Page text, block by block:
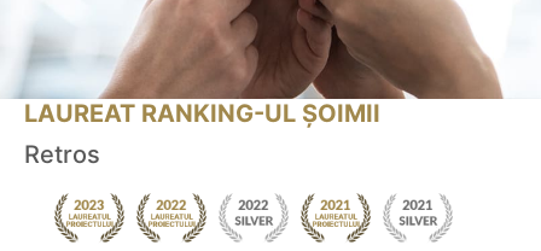
LAUREAT RANKING-UL ȘOIMII
Retros